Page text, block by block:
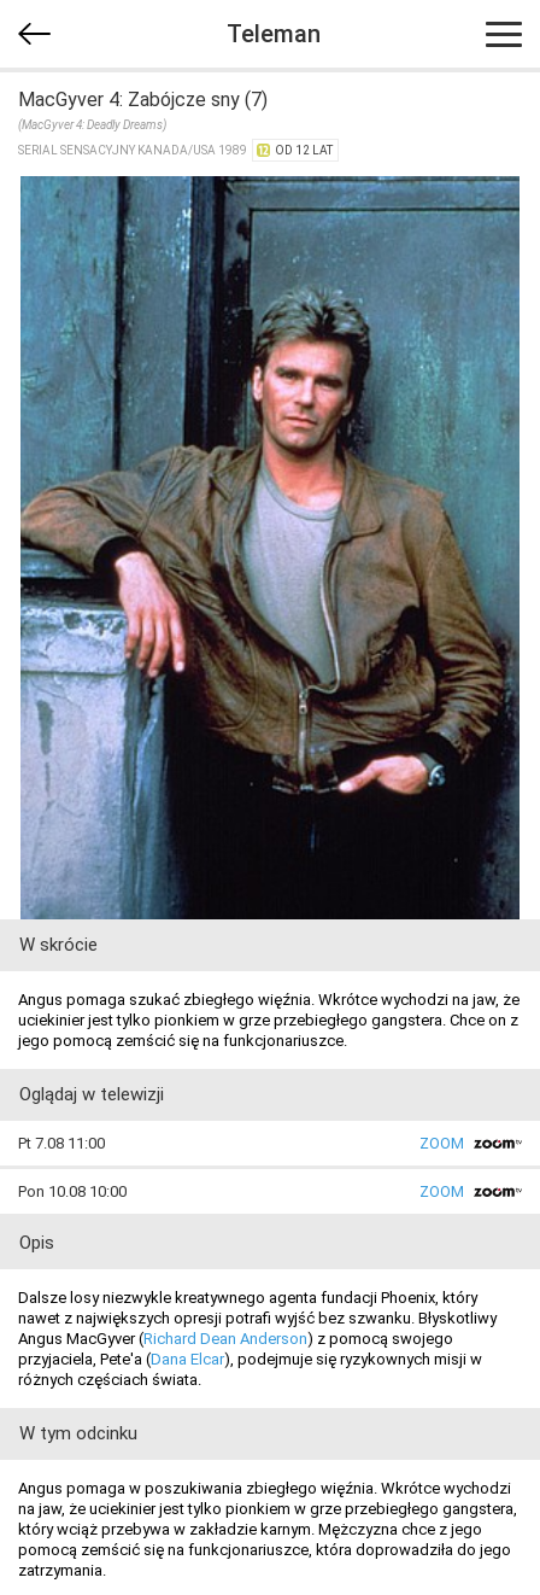
Teleman
MacGyver 4: Zabójcze sny (7)
(MacGyver 4: Deadly Dreams)
SERIAL SENSACYJNY KANADA/​USA 1989
OD 12 LAT
W skrócie
Angus pomaga szukać zbiegłego więźnia. Wkrótce wychodzi na jaw, że
uciekinier jest tylko pionkiem w grze przebiegłego gangstera. Chce on z
jego pomocą zemścić się na funkcjonariuszce.
Oglądaj w telewizji
Pt 7.08 11:00 ZOOM
Pon 10.08 10:00 ZOOM
Opis
Dalsze losy niezwykle kreatywnego agenta fundacji Phoenix, który
nawet z największych opresji potrafi wyjść bez szwanku. Błyskotliwy
Angus MacGyver (Richard Dean Anderson) z pomocą swojego
przyjaciela, Pete'a (Dana Elcar), podejmuje się ryzykownych misji w
różnych częściach świata.
W tym odcinku
Angus pomaga w poszukiwania zbiegłego więźnia. Wkrótce wychodzi
na jaw, że uciekinier jest tylko pionkiem w grze przebiegłego gangstera,
który wciąż przebywa w zakładzie karnym. Mężczyzna chce z jego
pomocą zemścić się na funkcjonariuszce, która doprowadziła do jego
zatrzymania.